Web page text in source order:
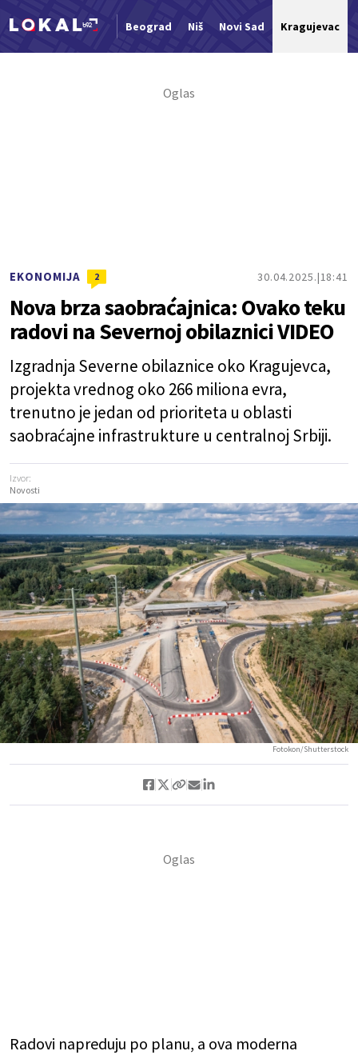
Beograd Niš Novi Sad Kragujevac
EKONOMIJA 2 30.04.2025. 18:41
Nova brza saobraćajnica: Ovako teku
radovi na Severnoj obilaznici VIDEO
Izgradnja Severne obilaznice oko Kragujevca,
projekta vrednog oko 266 miliona evra,
trenutno je jedan od prioriteta u oblasti
saobraćajne infrastrukture u centralnoj Srbiji.
Izvor:
Novosti
Fotokon/Shutterstock
Radovi napreduju po planu, a ova moderna